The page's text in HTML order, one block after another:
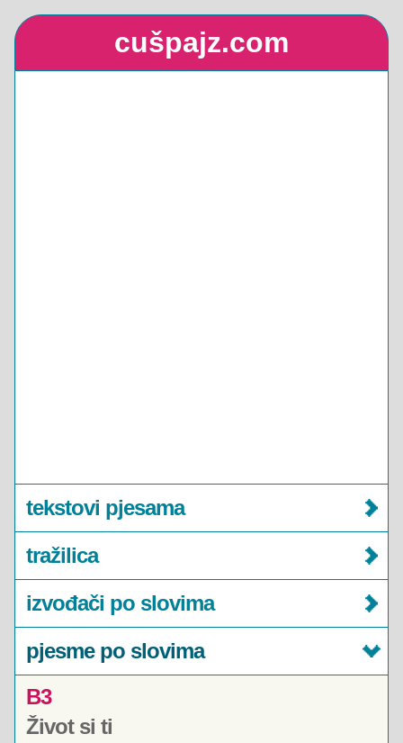
cušpajz.com
tekstovi pjesama
tražilica
izvođači po slovima
pjesme po slovima
B3
Život si ti